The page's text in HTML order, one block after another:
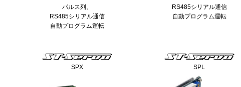
パルス列、
RS485シリアル通信
自動プログラム運転
RS485シリアル通信
自動プログラム運転
SPX SPL